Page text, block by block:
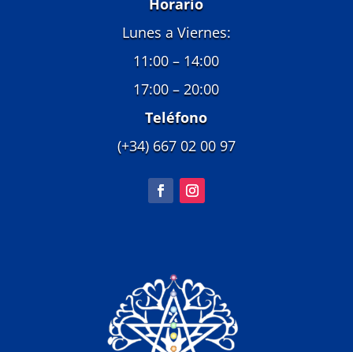
Lunes a Viernes:
11:00 – 14:00
17:00 – 20:00
Teléfono
(+34) 667 02 00 97